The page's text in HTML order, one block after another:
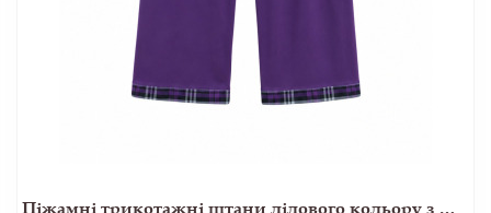
Піжамні трикотажні штани лілового кольору з фланелевими манжетами